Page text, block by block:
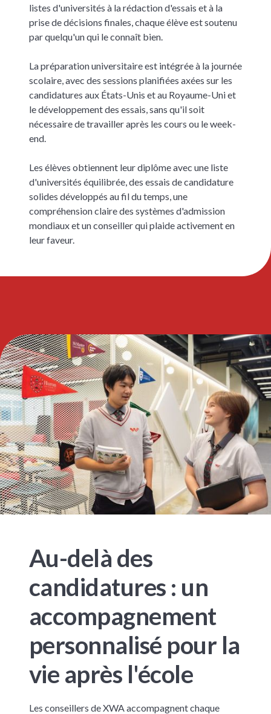
listes d'universités à la rédaction d'essais et à la
prise de décisions finales, chaque élève est soutenu
par quelqu'un qui le connaît bien.
La préparation universitaire est intégrée à la journée
scolaire, avec des sessions planifiées axées sur les
candidatures aux États-Unis et au Royaume-Uni et
le développement des essais, sans qu'il soit
nécessaire de travailler après les cours ou le week-
end.
Les élèves obtiennent leur diplôme avec une liste
d'universités équilibrée, des essais de candidature
solides développés au fil du temps, une
compréhension claire des systèmes d'admission
mondiaux et un conseiller qui plaide activement en
leur faveur.
Au-delà des
candidatures : un
accompagnement
personnalisé pour la
vie après l'école
Les conseillers de XWA accompagnent chaque